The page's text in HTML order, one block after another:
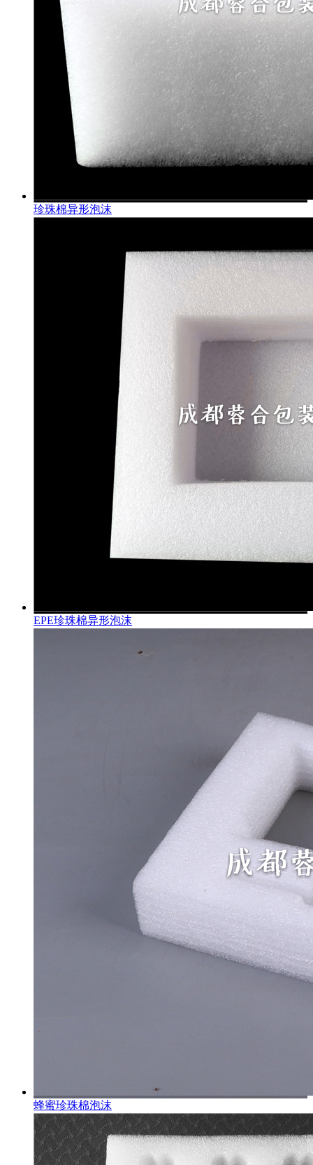
珍珠棉异形泡沫
EPE珍珠棉异形泡沫
蜂蜜珍珠棉泡沫